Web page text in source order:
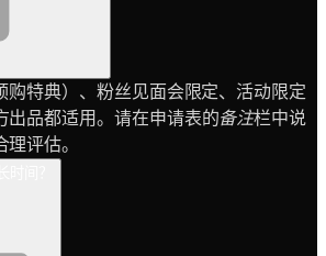
购特典）、粉丝见面会限定、活动限定
出品都适用。请在申请表的备注栏中说
评估。